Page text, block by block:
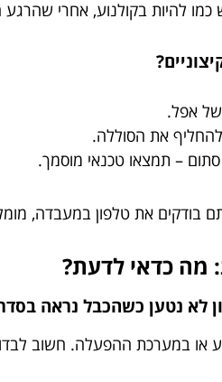
כמו להיות בקולנוע, אחרי
של אפל.
את הסוללה.
– תמצאו טכנאי מוסמך.
בודקים את טלפון במעבדה,
מה כדאי לדעת?
או במערכת ההפעלה. חשוב